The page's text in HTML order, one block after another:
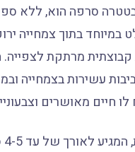
סרפה הוא, ללא
בתוך צמחייה
קבוצתית מרתקת
עשירות בצמחייה
חיים מאושרים